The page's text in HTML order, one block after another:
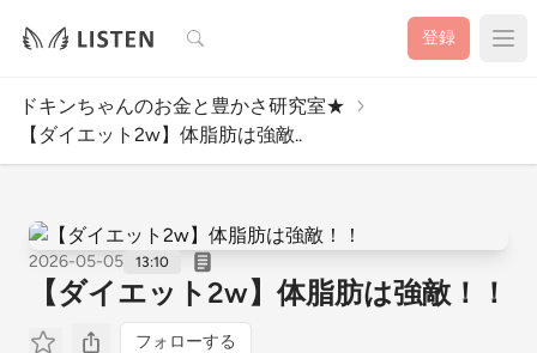
検索 登録
ドキンちゃんのお金と豊かさ研究室★
【ダイエット2w】体脂肪は強敵..
2026-05-05 13:10
【ダイエット2w】体脂肪は強敵！！
フォローする